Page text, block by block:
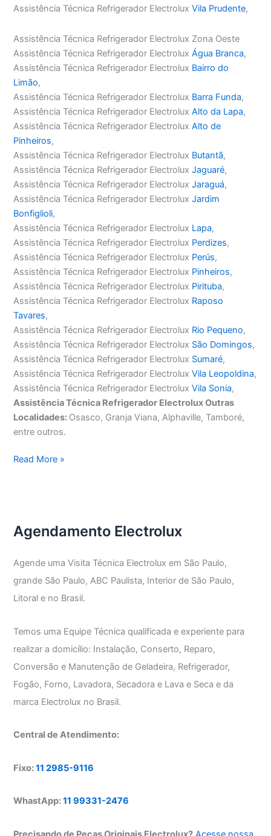
Assistência Técnica Refrigerador ElectroluxVila Prudente,
Assistência Técnica Refrigerador Electrolux Zona Oeste
Assistência Técnica Refrigerador ElectroluxÁgua Branca,
Assistência Técnica Refrigerador Electrolux Bairro do
Limão,
Assistência Técnica Refrigerador Electrolux Barra Funda,
Assistência Técnica Refrigerador ElectroluxAlto da Lapa,
Assistência Técnica Refrigerador ElectroluxAlto de
Pinheiros,
Assistência Técnica Refrigerador Electrolux Butantã,
Assistência Técnica Refrigerador ElectroluxJaguaré,
Assistência Técnica Refrigerador ElectroluxJaraguá,
Assistência Técnica Refrigerador ElectroluxJardim
Bonfiglioli,
Assistência Técnica Refrigerador Electrolux Lapa,
Assistência Técnica Refrigerador Electrolux Perdizes,
Assistência Técnica Refrigerador Electrolux Perús,
Assistência Técnica Refrigerador Electrolux Pinheiros,
Assistência Técnica Refrigerador Electrolux Pirituba,
Assistência Técnica Refrigerador Electrolux Raposo
Tavares,
Assistência Técnica Refrigerador Electrolux Rio Pequeno,
Assistência Técnica Refrigerador Electrolux São Domingos,
Assistência Técnica Refrigerador Electrolux Sumaré,
Assistência Técnica Refrigerador ElectroluxVila Leopoldina,
Assistência Técnica Refrigerador ElectroluxVila Sonia,
Assistência Técnica Refrigerador Electrolux Outras
Localidades: Osasco, Granja Viana, Alphaville, Tamboré,
entre outros.
Assistência
Read More »
Agendamento Electrolux
Agende uma Visita Técnica Electrolux em São Paulo,
grande São Paulo, ABC Paulista, Interior de São Paulo,
Litoral e no Brasil.
Temos uma Equipe Técnica qualificada e experiente para
realizar a domicílio: Instalação, Conserto, Reparo,
Conversão e Manutenção de Geladeira, Refrigerador,
Fogão, Forno, Lavadora, Secadora e Lava e Seca e da
marca Electrolux no Brasil.
Central de Atendimento:
Fixo:11 2985-9116
WhastApp:11 99331-2476